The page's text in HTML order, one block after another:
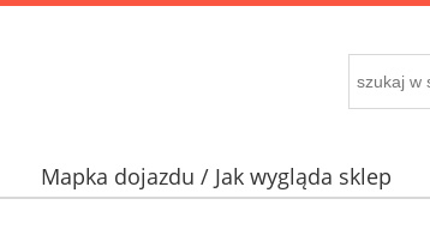
Mapka dojazdu / Jak wygląda sklep